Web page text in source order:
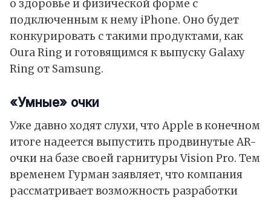
о здоровье и физической форме с
подключенным к нему iPhone. Оно будет
конкурировать с такими продуктами, как
Oura Ring и готовящимся к выпуску Galaxy
Ring от Samsung.
«Умные» очки
Уже давно ходят слухи, что Apple в конечном
итоге надеется выпустить продвинутые AR-
очки на базе своей гарнитуры Vision Pro. Тем
временем Гурман заявляет, что компания
рассматривает возможность разработки